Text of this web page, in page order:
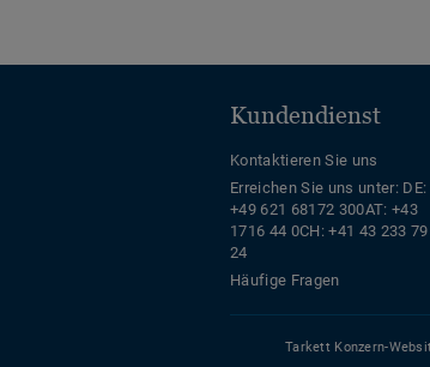
Kundendienst
Kontaktieren Sie uns
Erreichen Sie uns unter: DE:
+49 621 68172 300AT: +43
1716 44 0CH: +41 43 233 79
24
Häufige Fragen
Tarkett Konzern-